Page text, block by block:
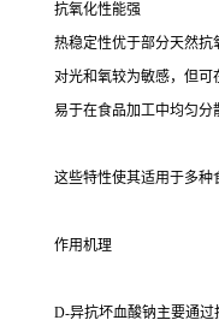
抗氧化性能强
热稳定性优于部分天然抗
对光和氧较为敏感，但可
易于在食品加工中均匀分
这些特性使其适用于多种
作用机理
D-异抗坏血酸钠主要通过